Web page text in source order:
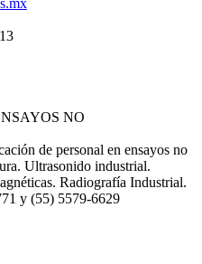
NO
de personal en ensayos no
Ultrasonido industrial.
Radiografía Industrial.
y (55) 5579-6629